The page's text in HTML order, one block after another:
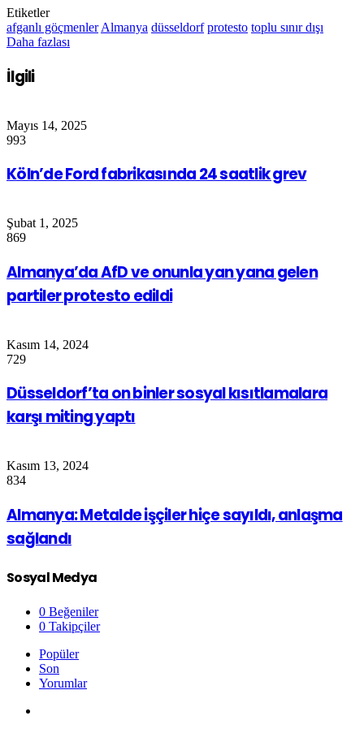
Etiketler
afganlı göçmenler Almanya düsseldorf protesto toplu sınır dışı
Daha fazlası
İlgili
Mayıs 14, 2025
993
Köln’de Ford fabrikasında 24 saatlik grev
Şubat 1, 2025
869
Almanya’da AfD ve onunla yan yana gelen
partiler protesto edildi
Kasım 14, 2024
729
Düsseldorf’ta on binler sosyal kısıtlamalara
karşı miting yaptı
Kasım 13, 2024
834
Almanya: Metalde işçiler hiçe sayıldı, anlaşma
sağlandı
Sosyal Medya
0 Beğeniler
0 Takipçiler
Popüler
Son
Yorumlar